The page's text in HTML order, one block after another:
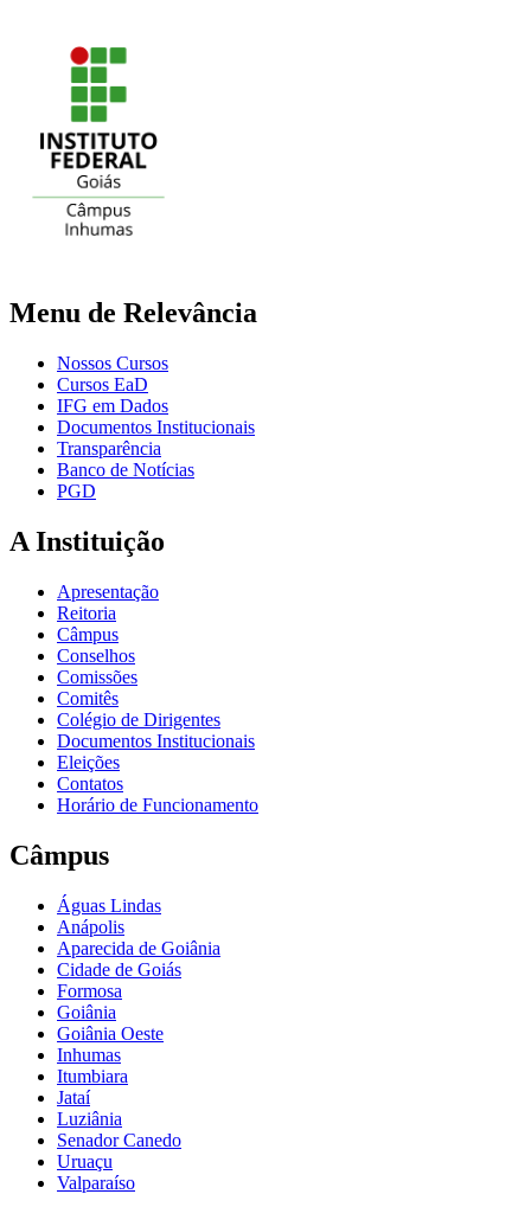
Menu de Relevância
Nossos Cursos
Cursos EaD
IFG em Dados
Documentos Institucionais
Transparência
Banco de Notícias
PGD
A Instituição
Apresentação
Reitoria
Câmpus
Conselhos
Comissões
Comitês
Colégio de Dirigentes
Documentos Institucionais
Eleições
Contatos
Horário de Funcionamento
Câmpus
Águas Lindas
Anápolis
Aparecida de Goiânia
Cidade de Goiás
Formosa
Goiânia
Goiânia Oeste
Inhumas
Itumbiara
Jataí
Luziânia
Senador Canedo
Uruaçu
Valparaíso